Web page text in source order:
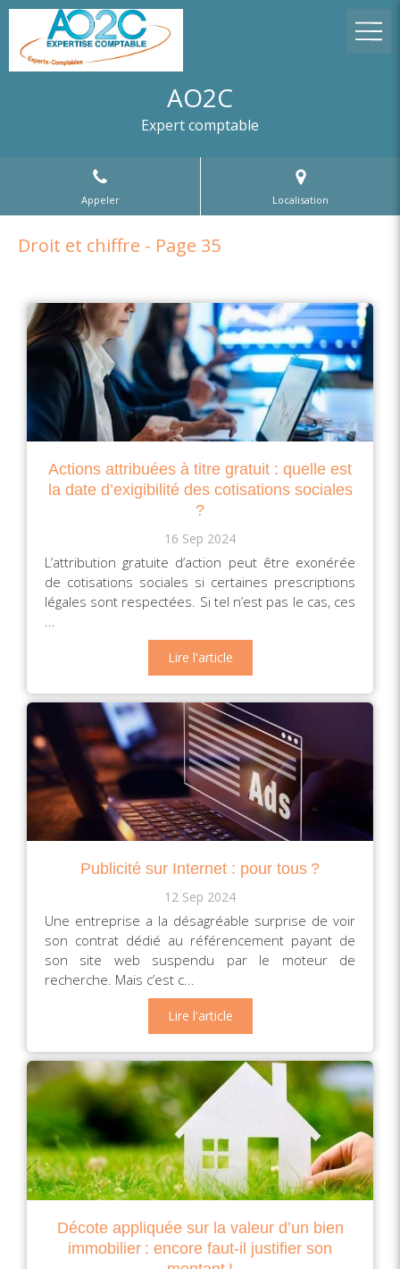
AO2C
Expert comptable
Appeler Localisation
Droit et chiffre - Page 35
Actions attribuées à titre gratuit : quelle est
la date d’exigibilité des cotisations sociales
?
16 Sep 2024
L’attribution gratuite d’action peut être exonérée
de cotisations sociales si certaines prescriptions
légales sont respectées. Si tel n’est pas le cas, ces
...
Lire l'article
Publicité sur Internet : pour tous ?
12 Sep 2024
Une entreprise a la désagréable surprise de voir
son contrat dédié au référencement payant de
son site web suspendu par le moteur de
recherche. Mais c’est c...
Lire l'article
Décote appliquée sur la valeur d’un bien
immobilier : encore faut-il justifier son